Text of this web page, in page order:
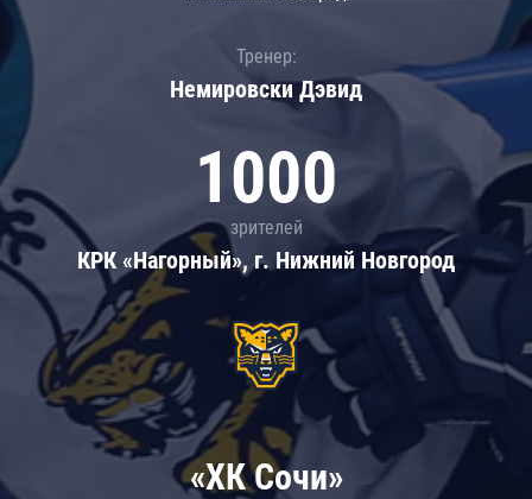
Тренер:
Немировски Дэвид
1000
зрителей
КРК «Нагорный», г. Нижний Новгород
«ХК Сочи»